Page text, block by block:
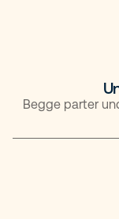
Begge parter